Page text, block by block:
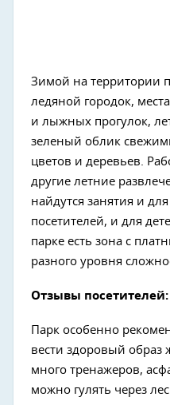
Зимой на территории
ледяной городок,
и лыжных прогулок,
зеленый облик
цветов и деревьев.
другие летние
найдутся занятия и
посетителей, и для
парке есть зона с
разного уровня
Отзывы посетителей:
Парк особенно
вести здоровый образ
много тренажеров,
можно гулять через